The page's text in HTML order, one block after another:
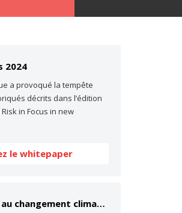
2024
a provoqué la tempête
décrits dans l’édition
in Focus in new
le whitepaper
5 risques liés au changement climatique dont vous ne parlez probablement pas… (mais dont vous devriez parler)